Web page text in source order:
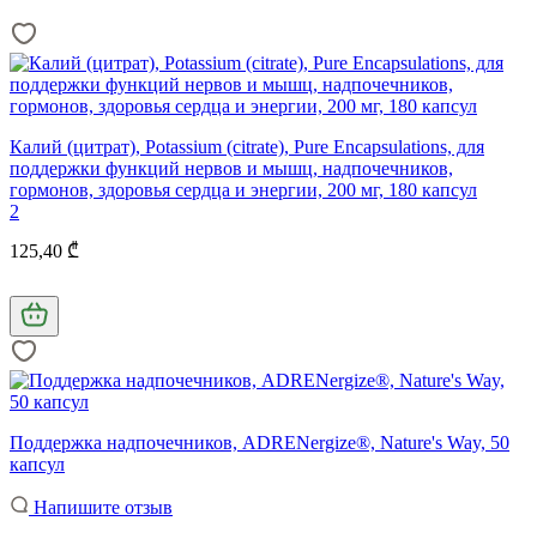
Калий (цитрат), Potassium (citrate), Pure Encapsulations, для
поддержки функций нервов и мышц, надпочечников,
гормонов, здоровья сердца и энергии, 200 мг, 180 капсул
2
125,40 ₾
Поддержка надпочечников, ADRENergize®, Nature's Way, 50
капcул
Напишите отзыв